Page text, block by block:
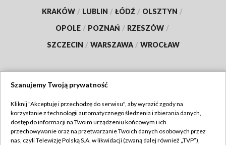
KRAKÓW / LUBLIN / ŁÓDŹ / OLSZTYN /
OPOLE / POZNAŃ / RZESZÓW /
SZCZECIN / WARSZAWA / WROCŁAW
TVP
Abonament TVP
Regulamin TVP
Szanujemy Twoją prywatność
Kliknij "Akceptuję i przechodzę do serwisu", aby wyrazić zgody na
korzystanie z technologii automatycznego śledzenia i zbierania danych,
dostęp do informacji na Twoim urządzeniu końcowym i ich
przechowywanie oraz na przetwarzanie Twoich danych osobowych przez
nas, czyli Telewizję Polską S.A. w likwidacji (zwaną dalej również „TVP”),